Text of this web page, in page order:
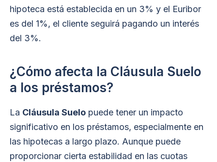
hipoteca está establecida en un 3% y el Euribor
es del 1%, el cliente seguirá pagando un interés
del 3%.
¿Cómo afecta la Cláusula Suelo
a los préstamos?
La Cláusula Suelo puede tener un impacto
significativo en los préstamos, especialmente en
las hipotecas a largo plazo. Aunque puede
proporcionar cierta estabilidad en las cuotas